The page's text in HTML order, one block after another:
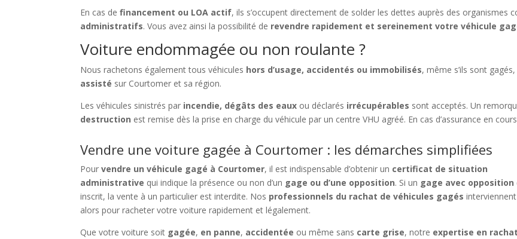
En cas definancement ou LOA actif, ils s’occupent directement de solder les dettes auprès des organismes
administratifs. Vous avez ainsi la possibilité de revendre rapidement et sereinement votre véhicule
Voiture endommagée ou non roulante ?
Nous rachetons également tous véhicules hors d’usage, accidentés ou immobilisés, même s’ils sont
assisté sur Courtomer et sa région.
Les véhicules sinistrés par incendie, dégâts des eaux ou déclarés irrécupérables sont acceptés. Un
destruction est remise dès la prise en charge du véhicule par un centre VHU agréé. En cas d’assurance en
Vendre une voiture gagée à Courtomer : les démarches simplifiées
Pourvendre un véhicule gagé à Courtomer, il est indispensable d’obtenir un certificat de situation
administrative qui indique la présence ou non d’un gage ou d’une opposition. Si un gage avec opposition
inscrit, la vente à un particulier est interdite. Nos professionnels du rachat de véhicules gagés interviennent
alors pour racheter votre voiture rapidement et légalement.
Que votre voiture soit gagée, en panne, accidentée ou même sans carte grise, notre expertise en